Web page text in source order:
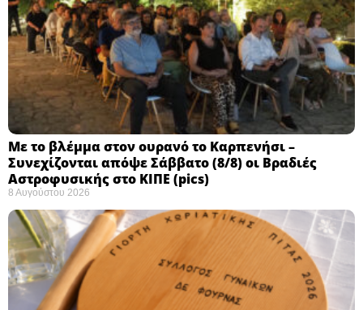
Με το βλέμμα στον ουρανό το Καρπενήσι –
Συνεχίζονται απόψε Σάββατο (8/8) οι Βραδιές
Αστροφυσικής στο ΚΙΠΕ (pics)
8 Αυγούστου 2026